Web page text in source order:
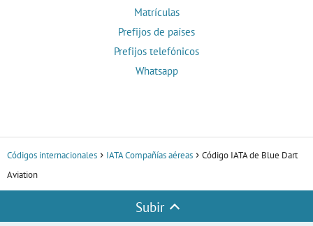
Matrículas
Prefijos de países
Prefijos telefónicos
Whatsapp
Códigos internacionales IATA Compañías aéreas
Código IATA de Blue Dart
Aviation
Subir